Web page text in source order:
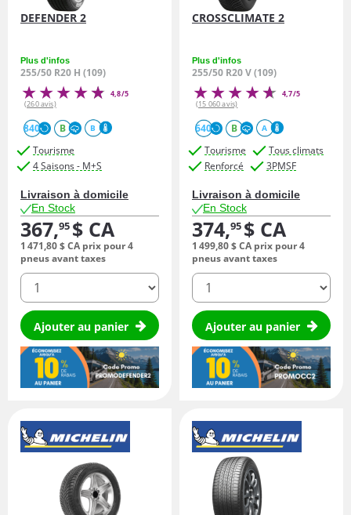
DEFENDER 2
Plus d'infos
255/50 R20 H (109)
4,8/5
(260 avis)
840 B B
Tourisme
4 Saisons - M+S
Livraison à domicile
En Stock
367,95 $ CA
1 471,80$ CA prix pour 4
pneus avant taxes
quantité
Ajouter au panier
CROSSCLIMATE 2
Plus d'infos
255/50 R20 V (109)
4,7/5
(15 060 avis)
640 B A
Tourisme
Tous climats
Renforcé
3PMSF
Livraison à domicile
En Stock
374,95 $ CA
1 499,80$ CA prix pour 4
pneus avant taxes
quantité
Ajouter au panier